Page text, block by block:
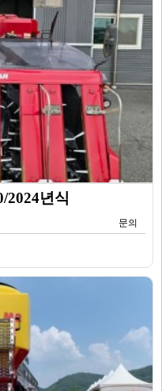
2024년식
문의